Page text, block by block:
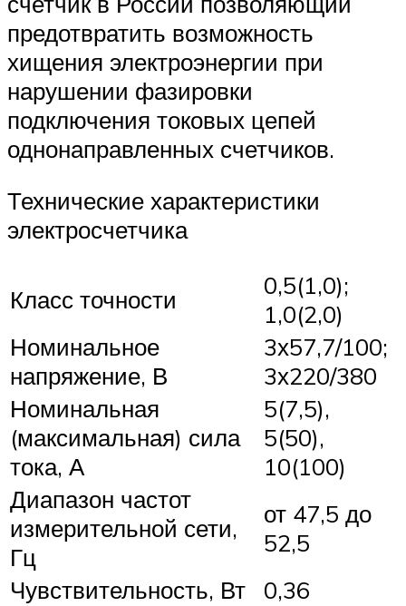
предотвратить возможность
хищения электроэнергии при
нарушении фазировки
подключения токовых цепей
однонаправленных счетчиков.
Технические характеристики
электросчетчика
Класс точности
0,5(1,0);
1,0(2,0)
Номинальное
напряжение, В
3х57,7/100;
3х220/380
Номинальная
(максимальная) сила
тока, А
5(7,5),
5(50),
10(100)
Диапазон частот
измерительной сети,
Гц
от 47,5 до
52,5
Чувствительность, Вт
0,36